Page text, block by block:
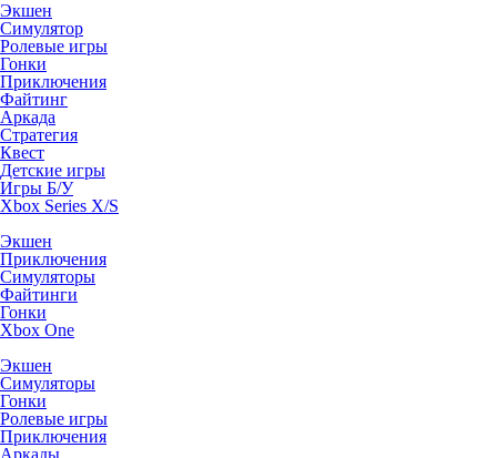
Экшен
Симулятор
Ролевые игры
Гонки
Приключения
Файтинг
Аркада
Стратегия
Квест
Детские игры
Игры Б/У
Xbox Series X/S
Экшен
Приключения
Симуляторы
Файтинги
Гонки
Xbox One
Экшен
Симуляторы
Гонки
Ролевые игры
Приключения
Аркады